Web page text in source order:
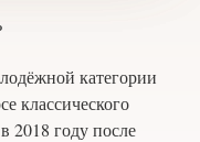
категории
классического
2018 году после